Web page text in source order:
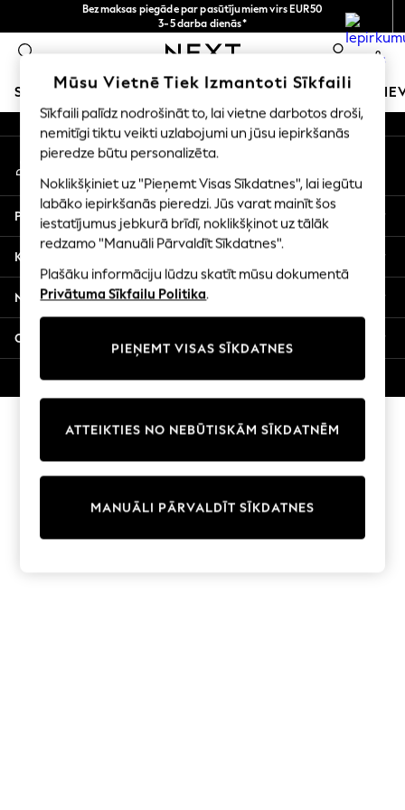
Bezmaksas piegāde par pasūtījumiem virs EUR50
3-5 darba dienās*
Tagad jūs varat
iepirkties latviešu valodā!
0
SKOLAS APĢĒRBS MEITENES ZĒNI MAZULIS
SCHOOLWEAR
All Boys Schoolwear
Shoes
Trousers
Shorts
Shirts
Polo Shirts
Sweatshirts & Jumpers
Multipacks
All Boys Sport & Swimwear
Swimwear
Tops
Joggers
An error occurred on client
Mūsu sociālie tīkli
Mans konts
Pierakstieties savā kontā
Palīdzība
Konfidencialitāte un juridiskā informācija
Nodaļas
Citi pakalpojumi
© 2026 Next Germany GmbH. Visas tiesības aizsargātas.
Mūsu Vietnē Tiek Izmantoti Sīkfaili
Sīkfaili palīdz nodrošināt to, lai vietne darbotos droši,
nemitīgi tiktu veikti uzlabojumi un jūsu iepirkšanās
pieredze būtu personalizēta.
Noklikšķiniet uz "Pieņemt Visas Sīkdatnes", lai iegūtu
labāko iepirkšanās pieredzi. Jūs varat mainīt šos
iestatījumus jebkurā brīdī, noklikšķinot uz tālāk
redzamo "Manuāli Pārvaldīt Sīkdatnes".
Plašāku informāciju lūdzu skatīt mūsu dokumentā
Privātuma Sīkfailu Politika.
PIEŅEMT VISAS SĪKDATNES
MANUĀLI PĀRVALDĪT SĪKDATNES
ATTEIKTIES NO NEBŪTISKĀM SĪKDATNĒM